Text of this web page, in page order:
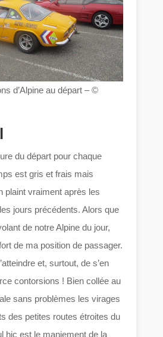
d’Alpine au départ – ©
du départ pour chaque
est gris et frais mais
plaint vraiment après les
jours précédents. Alors que
de notre Alpine du jour,
de ma position de passager.
et, surtout, de s’en
contorsions ! Bien collée au
sans problèmes les virages
des petites routes étroites du
hic est le maniement de la